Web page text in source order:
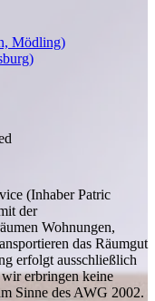
Mödling)
(Inhaber Patric
der
Wohnungen,
das Räumgut
erfolgt ausschließlich
erbringen keine
Sinne des AWG 2002.